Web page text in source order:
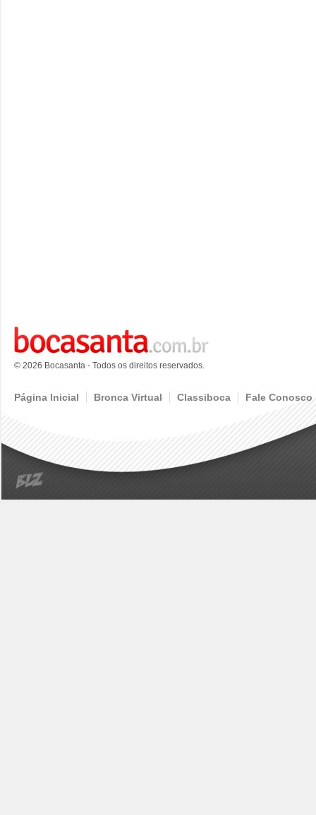
© 2026 Bocasanta - Todos os direitos reservados.
Página Inicial Bronca Virtual Classiboca Fale Conosco